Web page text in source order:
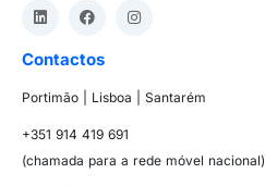
Contactos
Portimão | Lisboa | Santarém
+351 914 419 691
(chamada para a rede móvel nacional)